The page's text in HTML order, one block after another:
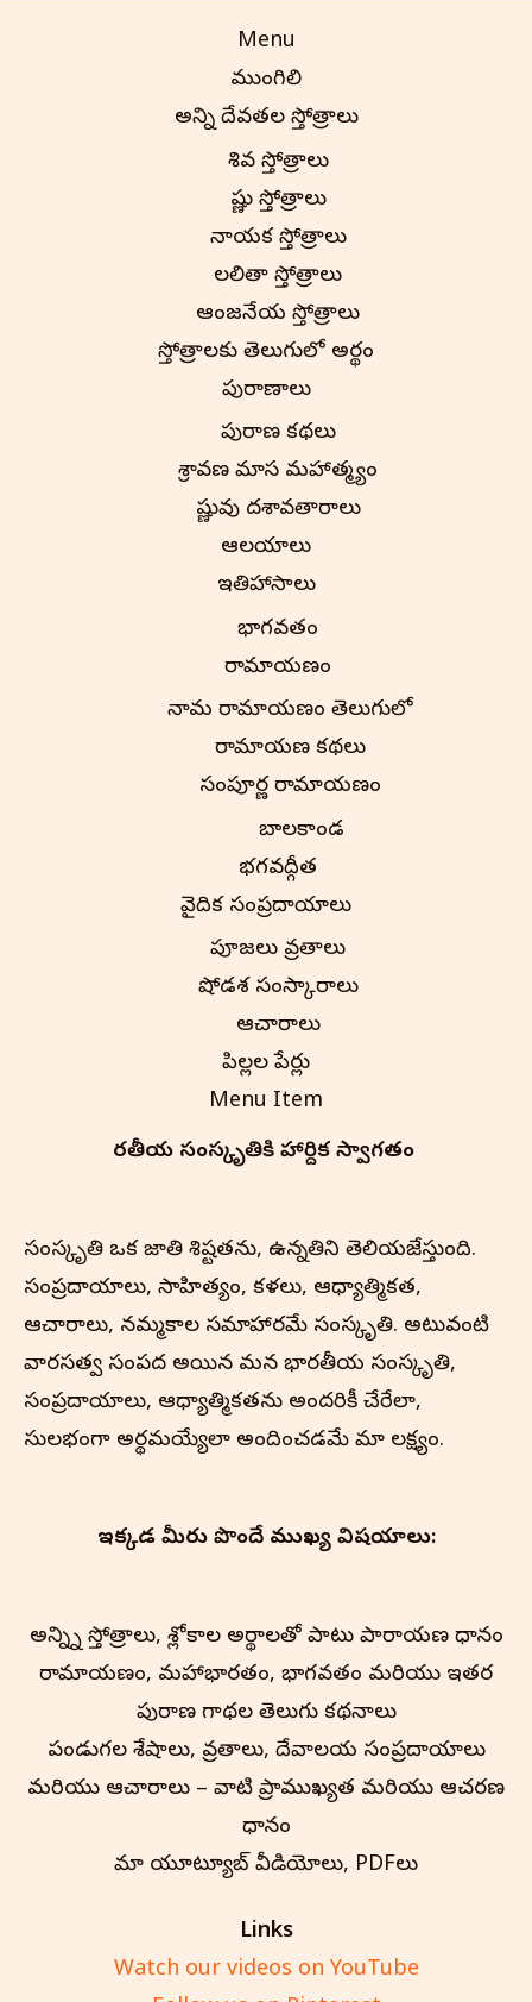
Menu
ముంగిలి
అన్ని దేవతల స్తోత్రాలు
శివ స్తోత్రాలు
విష్ణు స్తోత్రాలు
వినాయక స్తోత్రాలు
లలితా స్తోత్రాలు
ఆంజనేయ స్తోత్రాలు
స్తోత్రాలకు తెలుగులో అర్థం
పురాణాలు
పురాణ కథలు
శ్రావణ మాస మహాత్మ్యం
విష్ణువు దశావతారాలు
ఆలయాలు
ఇతిహాసాలు
భాగవతం
రామాయణం
నామ రామాయణం తెలుగులో
రామాయణ కథలు
సంపూర్ణ రామాయణం
బాలకాండ
భగవద్గీత
వైదిక సంప్రదాయాలు
పూజలు వ్రతాలు
షోడశ సంస్కారాలు
ఆచారాలు
పిల్లల పేర్లు
Menu Item
భారతీయ సంస్కృతి‌కి హార్దిక స్వాగతం
సంస్కృతి ఒక జాతి విశిష్టతను, ఉన్నతిని తెలియజేస్తుంది.
సంప్రదాయాలు, సాహిత్యం, కళలు, ఆధ్యాత్మికత,
ఆచారాలు, నమ్మకాల సమాహారమే సంస్కృతి. అటువంటి
వారసత్వ సంపద అయిన మన భారతీయ సంస్కృతి,
సంప్రదాయాలు, ఆధ్యాత్మికతను అందరికీ చేరేలా,
సులభంగా అర్థమయ్యేలా అందించడమే మా లక్ష్యం.
ఇక్కడ మీరు పొందే ముఖ్య విషయాలు:
అన్న్ని స్తోత్రాలు, శ్లోకాల అర్థాలతో పాటు పారాయణ విధానం
రామాయణం, మహాభారతం, భాగవతం మరియు ఇతర
పురాణ గాథల తెలుగు కథనాలు
పండుగల విశేషాలు, వ్రతాలు, దేవాలయ సంప్రదాయాలు
మరియు ఆచారాలు – వాటి ప్రాముఖ్యత మరియు ఆచరణ
విధానం
మా యూట్యూబ్ వీడియోలు, PDFలు
Links
Watch our videos on YouTube